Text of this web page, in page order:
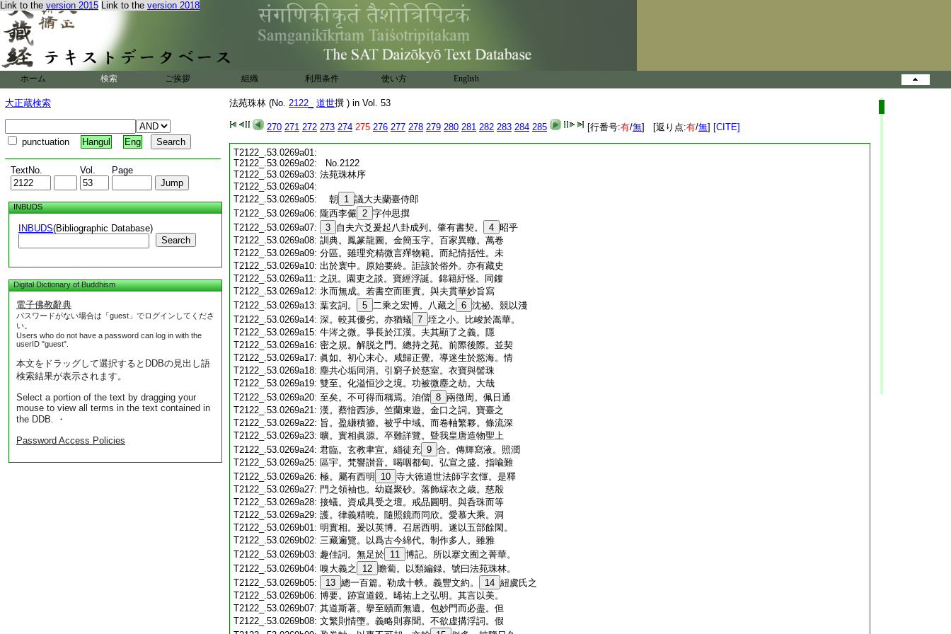
Link to the version 2015 Link to the version 2018
ホーム 検索 ご挨拶 組織 利用条件 使い方 English
大正蔵検索
punctuation Hangul Eng
TextNo. Vol. Page
INBUDS
INBUDS(Bibliographic Database)
Search
Digital Dictionary of Buddhism
電子佛教辭典
パスワードがない場合は「guest」でログインしてくださ
い。
Users who do not have a password can log in with the
userID "guest".
本文をドラッグして選択するとDDBの見出し語
検索結果が表示されます。
Select a portion of the text by dragging your
mouse to view all terms in the text contained in
the DDB. ・
Password Access Policies
法苑珠林 (No. 2122_ 道世撰 ) in Vol. 53
270 271 272 273 274 275 276 277 278 279 280 281 282 283 284 285 [行番号:有/無] [返り点:有/無] [CITE]
T2122_.53.0269a01:
T2122_.53.0269a02:
No.2122
T2122_.53.0269a03: 法苑珠林序
T2122_.53.0269a04:
T2122_.53.0269a05:
朝 1 議大夫蘭臺侍郎
T2122_.53.0269a06: 隴西李儼 2 字仲思撰
T2122_.53.0269a07:
3 自夫六爻爰起八卦成列。肇有書契。 4 昭乎
T2122_.53.0269a08: 訓典。鳳篆龍圖。金簡玉字。百家異轍。萬卷
T2122_.53.0269a09: 分區。雖理究精微言殫物範。而紀情括性。未
T2122_.53.0269a10: 出於寰中。原始要終。詎該於俗外。亦有藏史
T2122_.53.0269a11: 之説。園吏之談。寶經浮誕。錦籍紆怪。同鏤
T2122_.53.0269a12: 氷而無成。若書空而匪實。與夫貫華妙旨寫
T2122_.53.0269a13: 葉玄詞。 5 二乘之宏博。八藏之 6 沈祕。競以淺
T2122_.53.0269a14: 深。較其優劣。亦猶蟻 7 垤之小。比峻於嵩華。
T2122_.53.0269a15: 牛涔之微。爭長於江漢。夫其顯了之義。隱
T2122_.53.0269a16: 密之規。解脱之門。總持之苑。前際後際。並契
T2122_.53.0269a17: 眞如。初心末心。咸歸正覺。導迷生於慾海。情
T2122_.53.0269a18: 塵共心垢同消。引窮子於慈室。衣寶與髻珠
T2122_.53.0269a19: 雙至。化溢恒沙之境。功被微塵之劫。大哉
T2122_.53.0269a20: 至矣。不可得而稱焉。洎偕 8 兩徴周。佩日通
T2122_.53.0269a21: 漢。蔡愔西渉。竺蘭東遊。金口之詞。寶臺之
T2122_.53.0269a22: 旨。盈縑積籀。被乎中域。而卷軸繁夥。條流深
T2122_.53.0269a23: 曠。實相眞源。卒難詳覽。曁我皇唐造物聖上
T2122_.53.0269a24: 君臨。玄教聿宣。緇徒充 9 合。傳輝寫液。照潤
T2122_.53.0269a25: 區宇。梵響讃音。喝咽都甸。弘宣之盛。指喩難
T2122_.53.0269a26: 極。屬有西明 10 寺大徳道世法師字玄惲。是釋
T2122_.53.0269a27: 門之領袖也。幼嶷聚砂。落飾綵衣之歳。慈殷
T2122_.53.0269a28: 接蟻。資成具受之壇。戒品圓明。與呑珠而等
T2122_.53.0269a29: 護。律義精曉。隨照鏡而同欣。愛慕大乘。洞
T2122_.53.0269b01: 明實相。爰以英博。召居西明。遂以五部餘閑。
T2122_.53.0269b02: 三藏遍覽。以爲古今綿代。制作多人。雖雅
T2122_.53.0269b03: 趣佳詞。無足於 11 博記。所以搴文囿之菁華。
T2122_.53.0269b04: 嗅大義之 12 瞻蔔。以類編録。號曰法苑珠林。
T2122_.53.0269b05:
13 總一百篇。勒成十帙。義豐文約。 14 紐虞氏之
T2122_.53.0269b06: 博要。跡宣道鏡。晞祐上之弘明。其言以美。
T2122_.53.0269b07: 其道斯著。擧至賾而無遺。包妙門而必盡。但
T2122_.53.0269b08: 文繁則情墮。義略則寡聞。不欲虚搆浮詞。假